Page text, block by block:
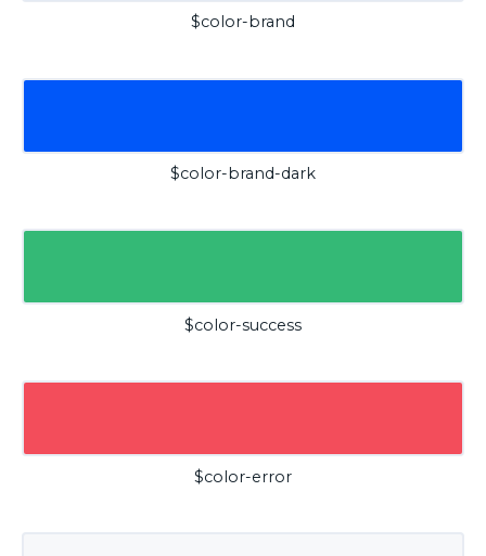
$color-brand
$color-brand-dark
$color-success
$color-error